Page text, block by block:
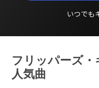
いつでも
フリッパーズ・
人気曲